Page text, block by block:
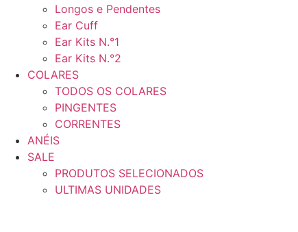
Longos e Pendentes
Ear Cuff
Ear Kits N.°1
Ear Kits N.°2
COLARES
TODOS OS COLARES
PINGENTES
CORRENTES
ANÉIS
SALE
PRODUTOS SELECIONADOS
ULTIMAS UNIDADES